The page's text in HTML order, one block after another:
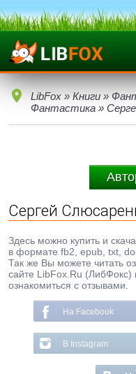
LibFox » Книги »
Фантастика »
Сергей
Здесь можно купить и
в формате fb2, epub, txt,
Так же Вы можете читать
сайте LibFox.Ru (ЛибФокс)
ознакомиться с отзывами.
На Facebook
В Instagram